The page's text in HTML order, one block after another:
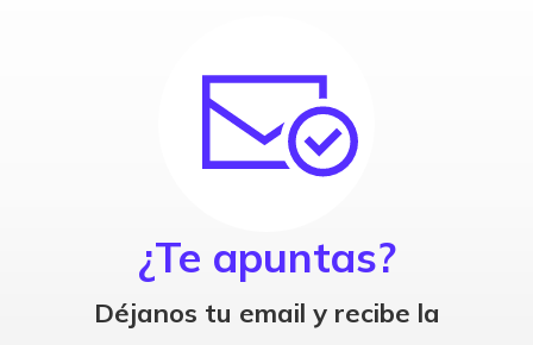
¿Te apuntas?
Déjanos tu email y recibe la